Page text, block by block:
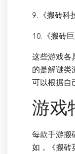
9.《搬砖科
10.《搬砖巨
这些游戏各
的是解谜类
可以根据自
游戏
每款手游搬
如，《搬砖